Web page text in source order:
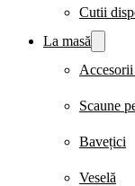
Cutii
La masă
Scaune
Bavețici
Veselă